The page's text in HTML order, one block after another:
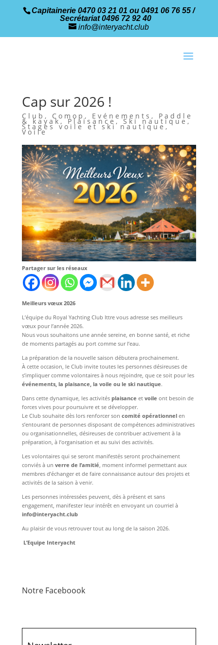
Capitainerie 0470 03 21 01 ou 0491 06 76 55 /
Secrétariat 0496 72 92 40
info@interyacht.club
Cap sur 2026 !
Club , Comop , Evénements , Paddle
& kayak,Plaisance ,Ski nautique ,
Stages voile et ski nautique ,
Voile
Partager sur les réseaux
Meilleurs vœux 2026
L’équipe du Royal Yachting Club Ittre vous adresse ses meilleurs
vœux pour l’année 2026.
Nous vous souhaitons une année sereine, en bonne santé, et riche
de moments partagés au port comme sur l’eau.
La préparation de la nouvelle saison débutera prochainement.
À cette occasion, le Club invite toutes les personnes désireuses de
s’impliquer comme volontaires à nous rejoindre, que ce soit pour les
événements, la plaisance, la voile ou le ski nautique.
Dans cette dynamique, les activités plaisance et voile ont besoin de
forces vives pour poursuivre et se développer.
Le Club souhaite dès lors renforcer son comité opérationnelen
s’entourant de personnes disposant de compétences administratives
ou organisationnelles, désireuses de contribuer activement à la
préparation, à l’organisation et au suivi des activités.
Les volontaires qui se seront manifestés seront prochainement
conviés à un verre de l’amitié , moment informel permettant aux
membres d’échanger et de faire connaissance autour des projets et
activités de la saison à venir.
Les personnes intéressées peuvent, dès à présent et sans
engagement, manifester leur intérêt en envoyant un courriel à
info@interyacht.club
Au plaisir de vous retrouver tout au long de la saison 2026.
L’Equipe Interyacht
Notre Faceboook